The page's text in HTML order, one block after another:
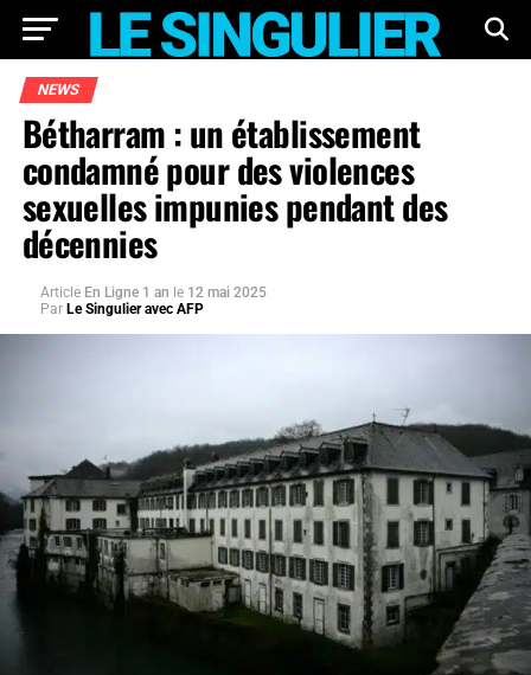
NEWS
Bétharram : un établissement
condamné pour des violences
sexuelles impunies pendant des
décennies
Article En Ligne 1 an le 12 mai 2025
Par Le Singulier avec AFP